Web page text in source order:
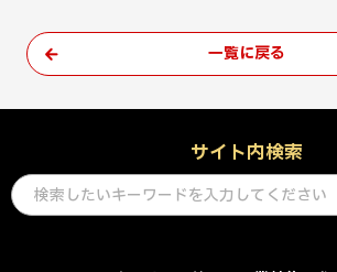
一覧に戻る
サイト内検索